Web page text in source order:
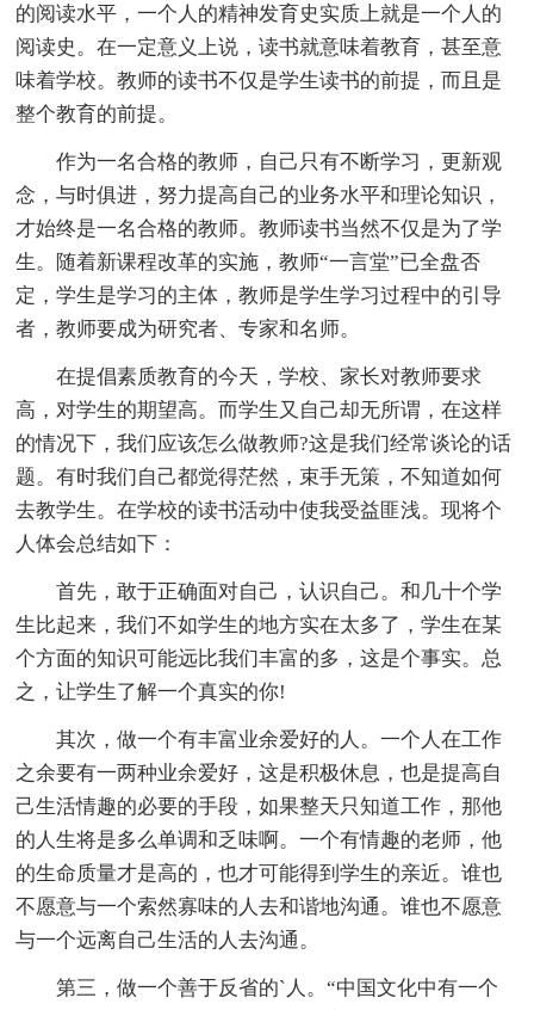
的阅读水平，一个人的精神发育史实质上就是一个人的
阅读史。在一定意义上说，读书就意味着教育，甚至意
味着学校。教师的读书不仅是学生读书的前提，而且是
整个教育的前提。
作为一名合格的教师，自己只有不断学习，更新观
念，与时俱进，努力提高自己的业务水平和理论知识，
才始终是一名合格的教师。教师读书当然不仅是为了学
生。随着新课程改革的实施，教师“一言堂”已全盘否
定，学生是学习的主体，教师是学生学习过程中的引导
者，教师要成为研究者、专家和名师。
在提倡素质教育的今天，学校、家长对教师要求
高，对学生的期望高。而学生又自己却无所谓，在这样
的情况下，我们应该怎么做教师?这是我们经常谈论的话
题。有时我们自己都觉得茫然，束手无策，不知道如何
去教学生。在学校的读书活动中使我受益匪浅。现将个
人体会总结如下：
首先，敢于正确面对自己，认识自己。和几十个学
生比起来，我们不如学生的地方实在太多了，学生在某
个方面的知识可能远比我们丰富的多，这是个事实。总
之，让学生了解一个真实的你!
其次，做一个有丰富业余爱好的人。一个人在工作
之余要有一两种业余爱好，这是积极休息，也是提高自
己生活情趣的必要的手段，如果整天只知道工作，那他
的人生将是多么单调和乏味啊。一个有情趣的老师，他
的生命质量才是高的，也才可能得到学生的亲近。谁也
不愿意与一个索然寡味的人去和谐地沟通。谁也不愿意
与一个远离自己生活的人去沟通。
第三，做一个善于反省的`人。“中国文化中有一个